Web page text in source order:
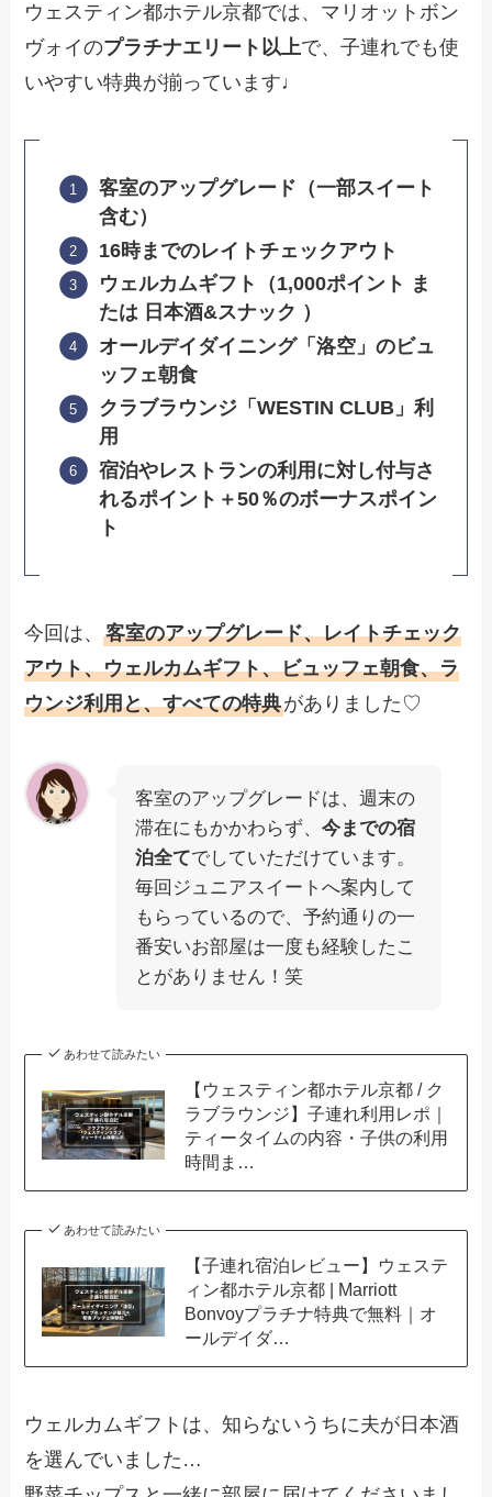
ウェスティン都ホテル京都では、マリオットボン
ヴォイのプラチナエリート以上で、子連れでも使
いやすい特典が揃っています♩
客室のアップグレード（一部スイート
含む）
16時までのレイトチェックアウト
ウェルカムギフト（1,000ポイント ま
たは 日本酒&スナック ）
オールデイダイニング「洛空」のビュ
ッフェ朝食
クラブラウンジ「WESTIN CLUB」利
用
宿泊やレストランの利用に対し付与さ
れるポイント＋50％のボーナスポイン
ト
今回は、客室のアップグレード、レイトチェック
アウト、ウェルカムギフト、ビュッフェ朝食、ラ
ウンジ利用と、すべての特典がありました♡
客室のアップグレードは、週末の
滞在にもかかわらず、今までの宿
泊全てでしていただけています。
毎回ジュニアスイートへ案内して
もらっているので、予約通りの一
番安いお部屋は一度も経験したこ
とがありません！笑
あわせて読みたい
【ウェスティン都ホテル京都 / ク
ラブラウンジ】子連れ利用レポ｜
ティータイムの内容・子供の利用
時間ま…
あわせて読みたい
【子連れ宿泊レビュー】ウェステ
ィン都ホテル京都 | Marriott
Bonvoyプラチナ特典で無料｜オ
ールデイダ…
ウェルカムギフトは、知らないうちに夫が日本酒
を選んでいました…